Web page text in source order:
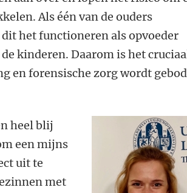
Alséén van de ouders
het functioneren als opvoeder
kinderen. Daarom is het
en forensische zorg wordt
heel blij
een mijns
uit te
met